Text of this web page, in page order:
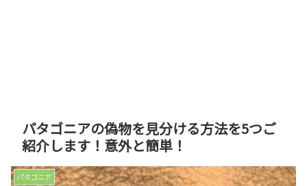
パタゴニアの偽物を見分ける方法を5つご
紹介します！意外と簡単！
パタゴニア